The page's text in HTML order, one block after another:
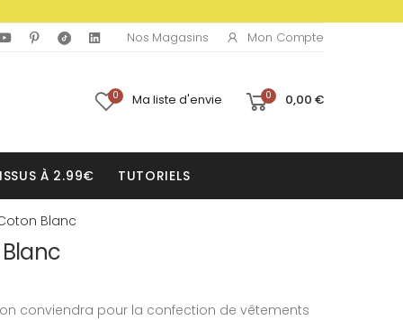
Nos Magasins Mon Compte
0 Ma liste d'envie 0 0,00 €
À 2.99€ TUTORIELS
Blanc
conviendra pour la confection de vêtements